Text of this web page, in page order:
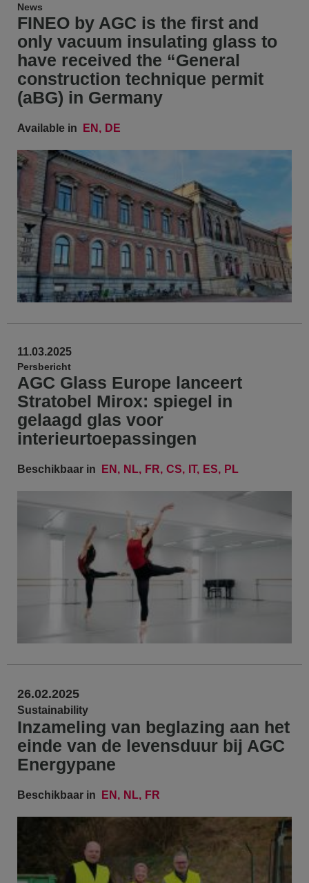
News
FINEO by AGC is the first and
only vacuum insulating glass to
have received the “General
construction technique permit
(aBG) in Germany
Available in EN DE
11.03.2025
Persbericht
AGC Glass Europe lanceert
Stratobel Mirox: spiegel in
gelaagd glas voor
interieurtoepassingen
Beschikbaar in EN NL FR CS IT ES PL
26.02.2025
Sustainability
Inzameling van beglazing aan het
einde van de levensduur bij AGC
Energypane
Beschikbaar in EN NL FR